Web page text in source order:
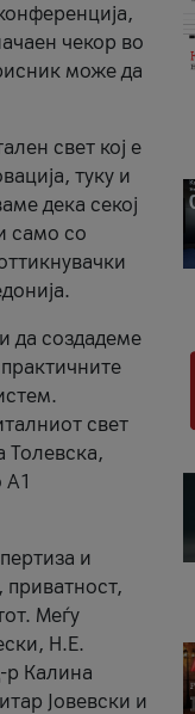
чекор во
може да
свет кој е
туку и
дека секој
само со
да создадеме
свет
Толевска,
А1
и
приватност,
Меѓу
Н.Е.
р Калина
Јовевски и